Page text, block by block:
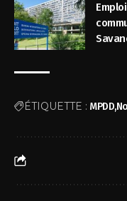
ÉTIQUETTE : MPDD